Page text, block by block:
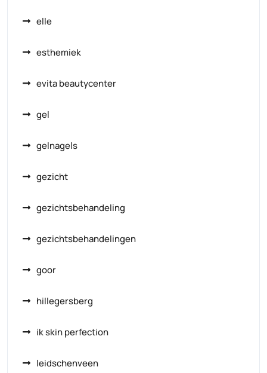
elle
esthemiek
evita beautycenter
gel
gelnagels
gezicht
gezichtsbehandeling
gezichtsbehandelingen
goor
hillegersberg
ik skin perfection
leidschenveen